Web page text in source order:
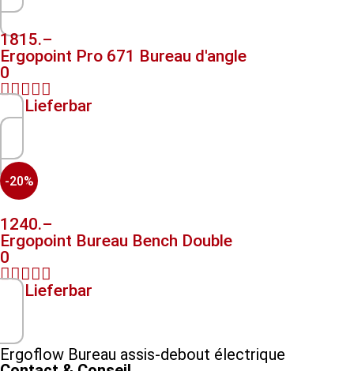
1815.–
Ergopoint Pro 671 Bureau d'angle
0

Lieferbar
-20%
1240.–
Ergopoint Bureau Bench Double
0

Lieferbar
Ergoflow Bureau assis-debout électrique